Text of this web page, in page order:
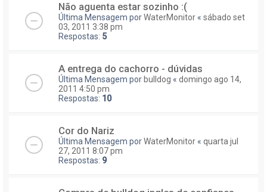
Não aguenta estar sozinho :(
Última Mensagem porWaterMonitor « sábado set
03, 2011 3:38 pm
Respostas: 5
A entrega do cachorro - dúvidas
Última Mensagem por bulldog « domingo ago 14,
2011 4:50 pm
Respostas: 10
Cor do Nariz
Última Mensagem porWaterMonitor « quarta jul
27, 2011 8:07 pm
Respostas: 9